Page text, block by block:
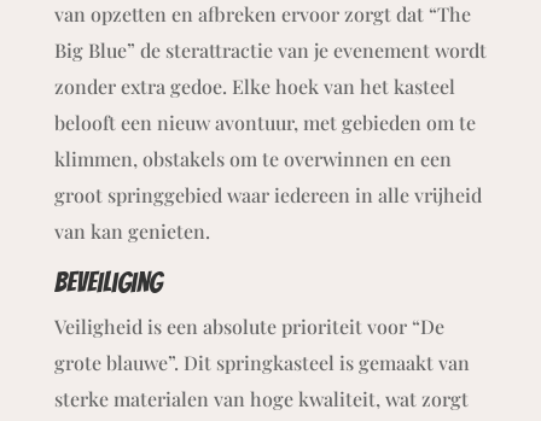
van opzetten en afbreken ervoor zorgt dat “The
Big Blue” de sterattractie van je evenement wordt
zonder extra gedoe. Elke hoek van het kasteel
belooft een nieuw avontuur, met gebieden om te
klimmen, obstakels om te overwinnen en een
groot springgebied waar iedereen in alle vrijheid
van kan genieten.
beveiliging
Veiligheid is een absolute prioriteit voor “De
grote blauwe”. Dit springkasteel is gemaakt van
sterke materialen van hoge kwaliteit, wat zorgt